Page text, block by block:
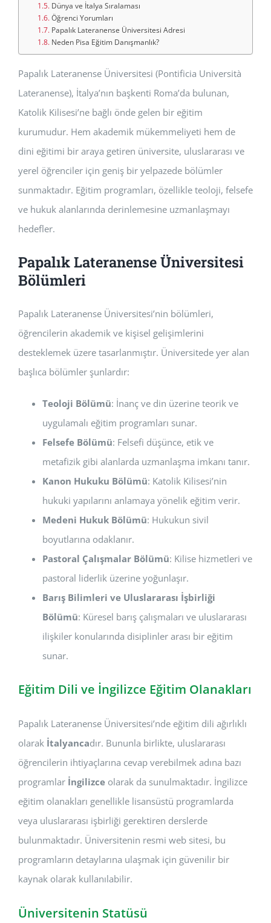
Dünya ve İtalya Sıralaması
Öğrenci Yorumları
Papalık Lateranense Üniversitesi Adresi
Neden Pisa Eğitim Danışmanlık?
Papalık Lateranense Üniversitesi (Pontificia Università
Lateranense), İtalya’nın başkenti Roma’da bulunan,
Katolik Kilisesi’ne bağlı önde gelen bir eğitim
kurumudur. Hem akademik mükemmeliyeti hem de
dini eğitimi bir araya getiren üniversite, uluslararası ve
yerel öğrenciler için geniş bir yelpazede bölümler
sunmaktadır. Eğitim programları, özellikle teoloji, felsefe
ve hukuk alanlarında derinlemesine uzmanlaşmayı
hedefler.
Papalık Lateranense Üniversitesi
Bölümleri
Papalık Lateranense Üniversitesi’nin bölümleri,
öğrencilerin akademik ve kişisel gelişimlerini
desteklemek üzere tasarlanmıştır. Üniversitede yer alan
başlıca bölümler şunlardır:
Teoloji Bölümü: İnanç ve din üzerine teorik ve
uygulamalı eğitim programları sunar.
Felsefe Bölümü: Felsefi düşünce, etik ve
metafizik gibi alanlarda uzmanlaşma imkanı tanır.
Kanon Hukuku Bölümü: Katolik Kilisesi’nin
hukuki yapılarını anlamaya yönelik eğitim verir.
Medeni Hukuk Bölümü: Hukukun sivil
boyutlarına odaklanır.
Pastoral Çalışmalar Bölümü: Kilise hizmetleri ve
pastoral liderlik üzerine yoğunlaşır.
Barış Bilimleri ve Uluslararası İşbirliği
Bölümü: Küresel barış çalışmaları ve uluslararası
ilişkiler konularında disiplinler arası bir eğitim
sunar.
Eğitim Dili ve İngilizce Eğitim Olanakları
Papalık Lateranense Üniversitesi’nde eğitim dili ağırlıklı
olarak İtalyancadır. Bununla birlikte, uluslararası
öğrencilerin ihtiyaçlarına cevap verebilmek adına bazı
programlar İngilizce olarak da sunulmaktadır. İngilizce
eğitim olanakları genellikle lisansüstü programlarda
veya uluslararası işbirliği gerektiren derslerde
bulunmaktadır. Üniversitenin resmi web sitesi, bu
programların detaylarına ulaşmak için güvenilir bir
kaynak olarak kullanılabilir.
Üniversitenin Statüsü